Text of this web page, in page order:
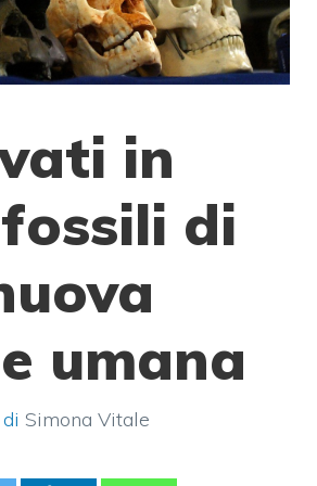
in
di
umana
di Simona Vitale